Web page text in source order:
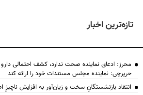
تازه‌ترین اخبار
محرز: ادعای نماینده صحت ندارد، کشف احتمالی
حریرچی: نماینده مجلس مستندات خود را ارائه کند
انتقاد بازنشستگانِ سخت و زیان‌آور به افزایش